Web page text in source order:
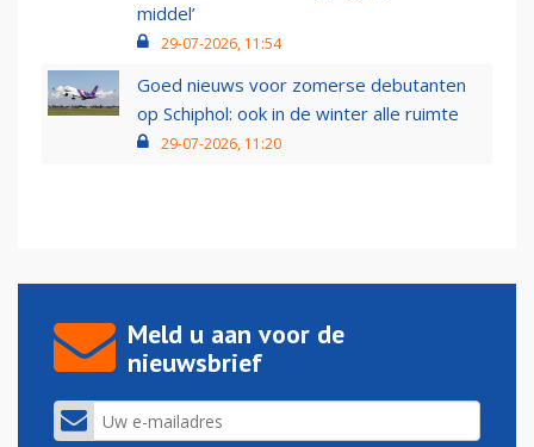
middel’
29-07-2026, 11:54
Goed nieuws voor zomerse debutanten
op Schiphol: ook in de winter alle ruimte
29-07-2026, 11:20
Meld u aan voor de
nieuwsbrief